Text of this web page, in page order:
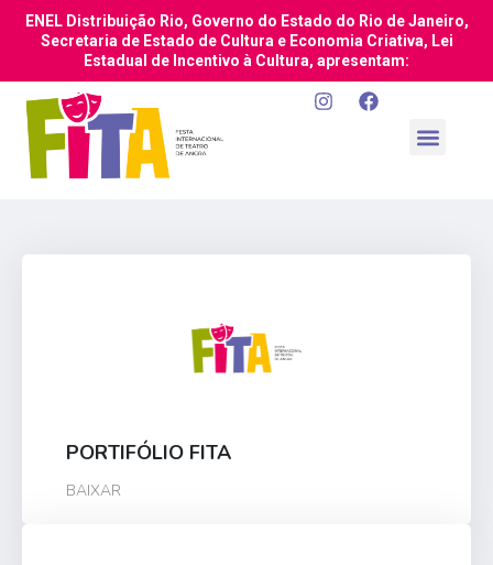
ENEL Distribuição Rio, Governo do Estado do Rio de Janeiro,
Secretaria de Estado de Cultura e Economia Criativa, Lei
Estadual de Incentivo à Cultura, apresentam:
PORTIFÓLIO FITA
BAIXAR